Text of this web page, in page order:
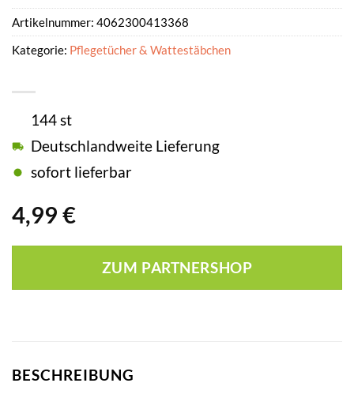
4,99 €
144 st
Deutschlandweite Lieferung
sofort lieferbar
ZUM PARTNERSHOP
Artikelnummer: 4062300413368
Kategorie: Pflegetücher & Wattestäbchen
BESCHREIBUNG